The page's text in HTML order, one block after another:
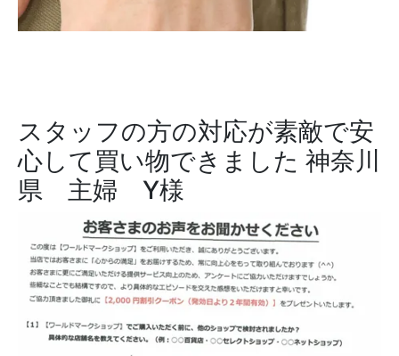
スタッフの方の対応が素敵で安
心して買い物できました 神奈川
県 主婦 Y様